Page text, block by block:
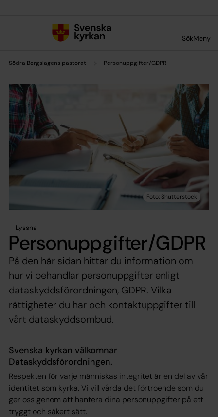
SökMeny
Södra Bergslagens pastorat Personuppgifter/GDPR
Lyssna
Personuppgifter/GDPR
På den här sidan hittar du information om
hur vi behandlar personuppgifter enligt
dataskyddsförordningen, GDPR. Vilka
rättigheter du har och kontaktuppgifter till
vårt dataskyddsombud.
Svenska kyrkan välkomnar
Dataskyddsförordningen.
Respekten för varje människas integritet är en del av vår
identitet som kyrka. Vi vill vårda det förtroende som du
ger oss genom att hantera dina personuppgifter på ett
tryggt och säkert sätt.